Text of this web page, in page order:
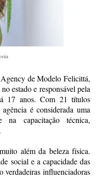
de Modelo Felicittá,
estado e responsável pela
17 anos. Com 21 títulos
é considerada uma
capacitação técnica,
além da beleza física.
social e a capacidade das
verdadeiras influenciadoras